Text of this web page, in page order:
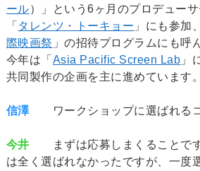
ール）」という6ヶ月のプロデュー
「 タレンツ・トーキョー 」にも参加
際映画祭 」の招待プログラムにも呼
今年は「 Asia Pacific Screen Lab 」
共同製作の企画を主に進めています。
信澤ワークショップに選ばれるコ
今井 まずは応募しまくることで
は全く選ばれなかったですが、一度